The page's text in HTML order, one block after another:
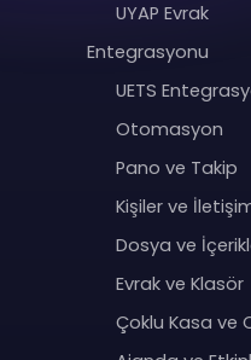
UYAP Evrak
Entegrasyonu
UETS
Otomasyon
Pano ve Takip
Kişiler ve
Dosya ve
Evrak ve Klasör
Çoklu Kasa ve